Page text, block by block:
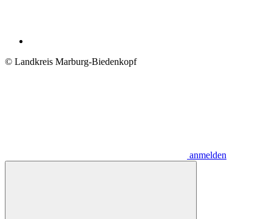
© Landkreis Marburg-Biedenkopf
anmelden